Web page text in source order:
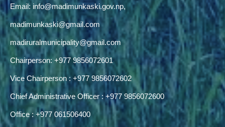
Email: info@madimunkaski.gov.np,
madimunkaski@gmail.com
madiruralmunicipality@gmail.com
Chairperson: +977 9856072601
Vice Chairperson : +977 9856072602
Chief Administrative Officer : +977 9856072600
Office : +977 061506400